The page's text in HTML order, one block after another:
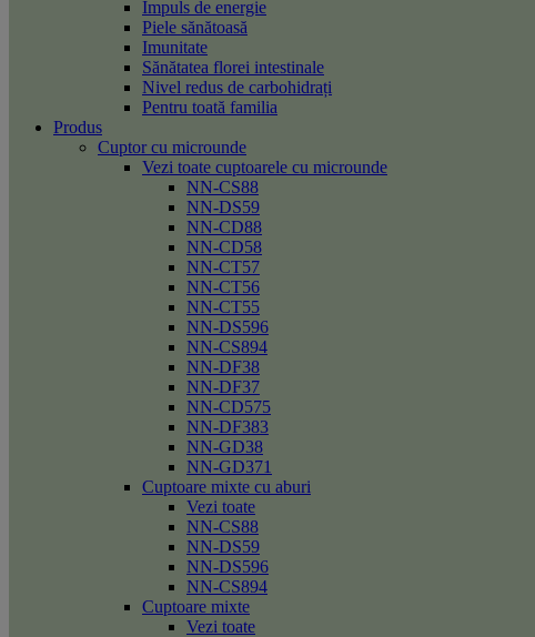
Impuls de energie
Piele sănătoasă
Imunitate
Sănătatea florei intestinale
Nivel redus de carbohidrați
Pentru toată familia
Produs
Cuptor cu microunde
Vezi toate cuptoarele cu microunde
NN-CS88
NN-DS59
NN-CD88
NN-CD58
NN-CT57
NN-CT56
NN-CT55
NN-DS596
NN-CS894
NN-DF38
NN-DF37
NN-CD575
NN-DF383
NN-GD38
NN-GD371
Cuptoare mixte cu aburi
Vezi toate
NN-CS88
NN-DS59
NN-DS596
NN-CS894
Cuptoare mixte
Vezi toate